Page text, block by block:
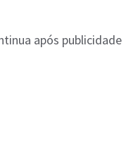
após publicidade